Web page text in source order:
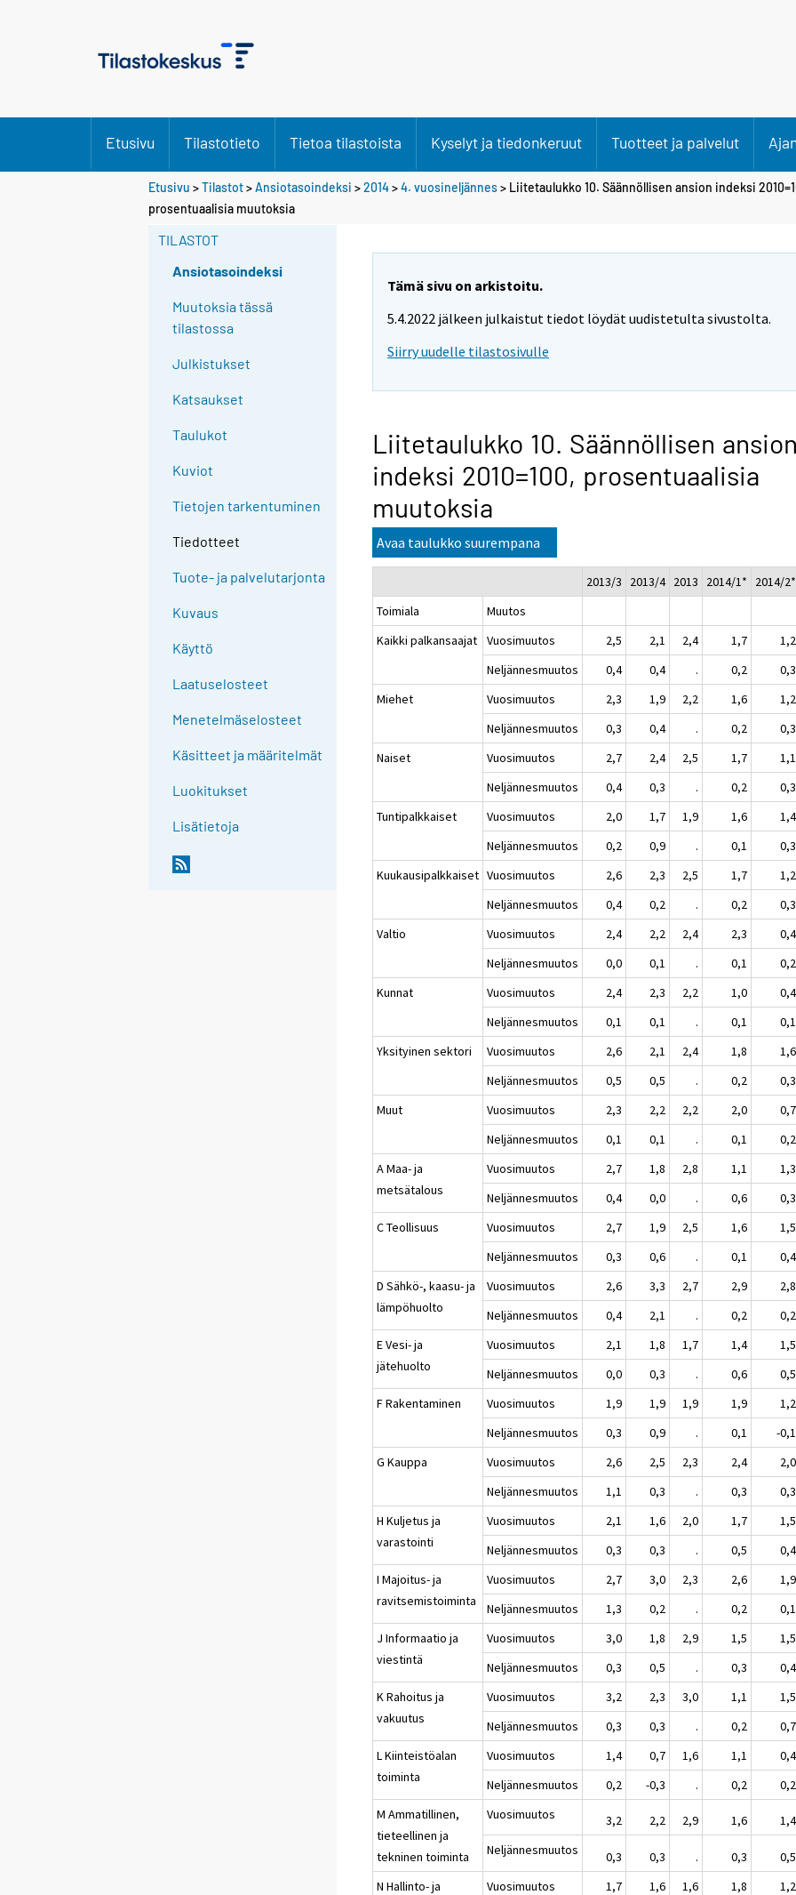
Etusivu Tilastotieto Tietoa tilastoista Kyselyt ja tiedonkeruut Tuotteet ja palvelut
Etusivu >Tilastot>Ansiotasoindeksi >2014>4. vuosineljännes> Liitetaulukko 10. Säännöllisen ansion indeksi
prosentuaalisia muutoksia
TILASTOT
Ansiotasoindeksi
Muutoksia tässä
tilastossa
Julkistukset
Katsaukset
Taulukot
Kuviot
Tietojen tarkentuminen
Tiedotteet
Tuote- ja palvelutarjonta
Kuvaus
Käyttö
Laatuselosteet
Menetelmäselosteet
Käsitteet ja määritelmät
Luokitukset
Lisätietoja
Tämä sivu on arkistoitu.
5.4.2022 jälkeen julkaistut tiedot löydät uudistetulta sivustolta.
Siirry uudelle tilastosivulle
Liitetaulukko 10. Säännöllisen ansion
indeksi 2010=100, prosentuaalisia
muutoksia
Avaa taulukko suurempana
2013/3 2013/4 2013 2014/1* 2014/2*
Toimiala
Muutos
Kaikki palkansaajat
Vuosimuutos 2,5 2,1 2,4 1,7 1,2
Neljännesmuutos
0,4 0,4 . 0,2 0,3
Miehet
Vuosimuutos 2,3 1,9 2,2 1,6 1,2
Neljännesmuutos
0,3 0,4 . 0,2 0,3
Naiset
Vuosimuutos 2,7 2,4 2,5 1,7 1,1
Neljännesmuutos
0,4 0,3 . 0,2 0,3
Tuntipalkkaiset
Vuosimuutos 2,0 1,7 1,9 1,6 1,4
Neljännesmuutos
0,2 0,9 . 0,1 0,3
Kuukausipalkkaiset Vuosimuutos 2,6 2,3 2,5 1,7 1,2
Neljännesmuutos
0,4 0,2 . 0,2 0,3
Valtio
Vuosimuutos 2,4 2,2 2,4 2,3 0,4
Neljännesmuutos
0,0 0,1 . 0,1 0,2
Kunnat
Vuosimuutos 2,4 2,3 2,2 1,0 0,4
Neljännesmuutos
0,1 0,1 . 0,1 0,1
Yksityinen sektori
Vuosimuutos 2,6 2,1 2,4 1,8 1,6
Neljännesmuutos
0,5 0,5 . 0,2 0,3
Muut
Vuosimuutos 2,3 2,2 2,2 2,0 0,7
Neljännesmuutos
0,1 0,1 . 0,1 0,2
A Maa- ja
metsätalous
Vuosimuutos 2,7 1,8 2,8 1,1 1,3
Neljännesmuutos
0,4 0,0 . 0,6 0,3
C Teollisuus
Vuosimuutos 2,7 1,9 2,5 1,6 1,5
Neljännesmuutos
0,3 0,6 . 0,1 0,4
D Sähkö-, kaasu- ja
lämpöhuolto
Vuosimuutos 2,6 3,3 2,7 2,9 2,8
Neljännesmuutos
0,4 2,1 . 0,2 0,2
E Vesi- ja
jätehuolto
Vuosimuutos 2,1 1,8 1,7 1,4 1,5
Neljännesmuutos
0,0 0,3 . 0,6 0,5
F Rakentaminen
Vuosimuutos 1,9 1,9 1,9 1,9 1,2
Neljännesmuutos
0,3 0,9 . 0,1 -0,1
G Kauppa
Vuosimuutos 2,6 2,5 2,3 2,4 2,0
Neljännesmuutos
1,1 0,3 . 0,3 0,3
H Kuljetus ja
varastointi
Vuosimuutos 2,1 1,6 2,0 1,7 1,5
Neljännesmuutos
0,3 0,3 . 0,5 0,4
I Majoitus- ja
ravitsemistoiminta
Vuosimuutos 2,7 3,0 2,3 2,6 1,9
Neljännesmuutos
1,3 0,2 . 0,2 0,1
J Informaatio ja
viestintä
Vuosimuutos 3,0 1,8 2,9 1,5 1,5
Neljännesmuutos
0,3 0,5 . 0,3 0,4
K Rahoitus ja
vakuutus
Vuosimuutos 3,2 2,3 3,0 1,1 1,5
Neljännesmuutos
0,3 0,3 . 0,2 0,7
L Kiinteistöalan
toiminta
Vuosimuutos 1,4 0,7 1,6 1,1 0,4
Neljännesmuutos
0,2 -0,3 . 0,2 0,2
M Ammatillinen,
tieteellinen ja
tekninen toiminta
Vuosimuutos 3,2 2,2 2,9 1,6 1,4
Neljännesmuutos
0,3 0,3 . 0,3 0,5
N Hallinto- ja
Vuosimuutos 1,7 1,6 1,6 1,8 1,2